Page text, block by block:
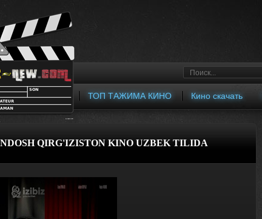
ТОП ТАЖИМА КИНО Кино скачать
QIRG'IZISTON KINO UZBEK TILIDA